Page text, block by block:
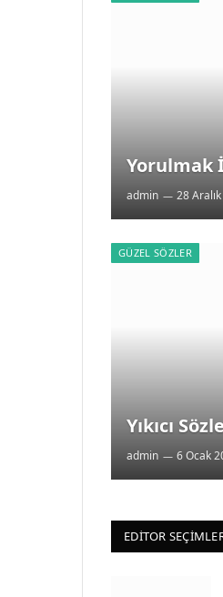
Yorulmak
admin 28
GÜZEL SÖZLER
Yıkıcı
admin 6 Ocak
EDITOR